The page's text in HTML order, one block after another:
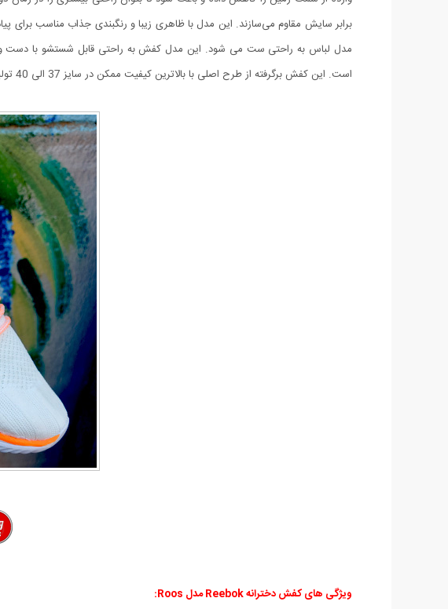
برابر سایش مقاوم می‌سازند. این مدل با ظاهری زیبا و رنگبندی جذاب مناسب برای
مدل لباس به راحتی ست می شود. این مدل کفش به راحتی قابل شستشو با دست و
است. این کفش برگرفته از طرح اصلی با بالاترین کیفیت ممکن در سایز 37 الی 40 تولید و عرضه شده است.
ویژگی های کفش دخترانه Reebok مدل Roos: